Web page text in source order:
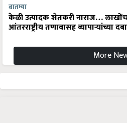
केळी उत्पादक शेतकरी नाराज… लाखोंचा
आंतरराष्ट्रीय तणावासह व्यापाऱ्यांच्या
More